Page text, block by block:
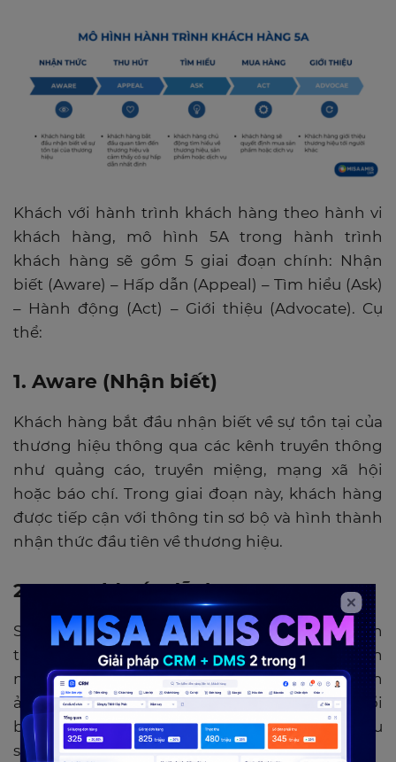
Khách với hành trình khách hàng theo hành vi
khách hàng, mô hình 5A trong hành trình
khách hàng sẽ gồm 5 giai đoạn chính: Nhận
biết (Aware) – Hấp dẫn (Appeal) – Tìm hiểu (Ask)
– Hành động (Act) – Giới thiệu (Advocate). Cụ
thể:
1. Aware (Nhận biết)
Khách hàng bắt đầu nhận biết về sự tồn tại của
thương hiệu thông qua các kênh truyền thông
như quảng cáo, truyền miệng, mạng xã hội
hoặc báo chí. Trong giai đoạn này, khách hàng
được tiếp cận với thông tin sơ bộ và hình thành
nhận thức đầu tiên về thương hiệu.
2. Appeal (Hấp dẫn)
Sau khi nhận biết, khách hàng bắt đầu quan
tâm đến thương hiệu và cảm thấy có sự hấp dẫn
nhất định. Doanh nghiệp cần xây dựng hình
ảnh, thông điệp và sản phẩm sao cho thật nổi
bật và khác biệt, nhằm thu hút sự quan tâm sâu
sắc hơn từ khách hàng.